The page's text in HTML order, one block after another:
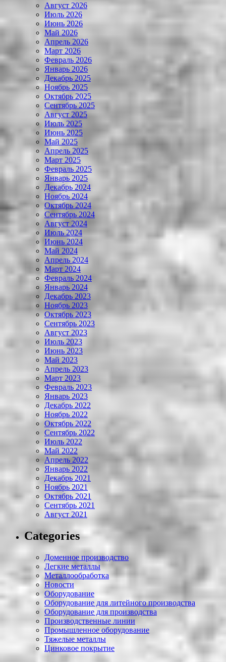
Август 2026
Июль 2026
Июнь 2026
Май 2026
Апрель 2026
Март 2026
Февраль 2026
Январь 2026
Декабрь 2025
Ноябрь 2025
Октябрь 2025
Сентябрь 2025
Август 2025
Июль 2025
Июнь 2025
Май 2025
Апрель 2025
Март 2025
Февраль 2025
Январь 2025
Декабрь 2024
Ноябрь 2024
Октябрь 2024
Сентябрь 2024
Август 2024
Июль 2024
Июнь 2024
Май 2024
Апрель 2024
Март 2024
Февраль 2024
Январь 2024
Декабрь 2023
Ноябрь 2023
Октябрь 2023
Сентябрь 2023
Август 2023
Июль 2023
Июнь 2023
Май 2023
Апрель 2023
Март 2023
Февраль 2023
Январь 2023
Декабрь 2022
Ноябрь 2022
Октябрь 2022
Сентябрь 2022
Июль 2022
Май 2022
Апрель 2022
Январь 2022
Декабрь 2021
Ноябрь 2021
Октябрь 2021
Сентябрь 2021
Август 2021
Categories
Доменное производство
Легкие металлы
Металлообработка
Новости
Оборудование
Оборудование для литейного производства
Оборудование для производства
Производственные линии
Промышленное оборудование
Тяжелые металлы
Цинковое покрытие